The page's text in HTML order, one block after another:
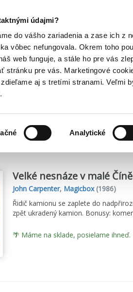
údajmi?
do vášho zariadenia a zase ich z
vôbec nefungovala. Okrem toho
web funguje, a stále ho pre vás
stránku pre vás. Marketingové
aj s tretími stranami. Veľmi
Analytické
Doplnky
Velké nesnáze v malé Číně
John Carpenter, Magicbox(1986)
Řidič kamionu se zaplete do
zpět ukradený kamion. Bonusy:
🌴 Máme na sklade, posielame ihneď.